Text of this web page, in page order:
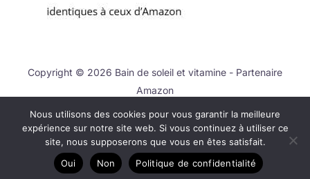
Copyright © 2026 Bain de soleil et vitamine - Partenaire
Amazon
Contact
Mentions légales
Politique de confidentialité
Nous utilisons des cookies pour vous garantir la meilleure
expérience sur notre site web. Si vous continuez à utiliser ce
site, nous supposerons que vous en êtes satisfait.
Oui
Non Politique de confidentialité